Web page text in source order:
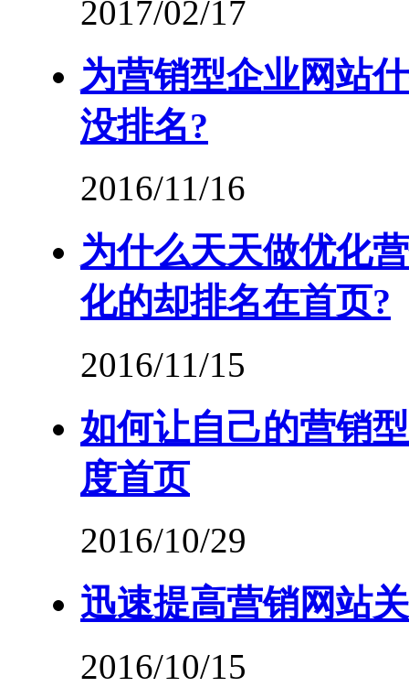
2017/02/17
为营销型企业网站
没排名?
2016/11/16
为什么天天做优化
化的却排名在首页?
2016/11/15
如何让自己的营销
度首页
2016/10/29
迅速提高营销网站
2016/10/15